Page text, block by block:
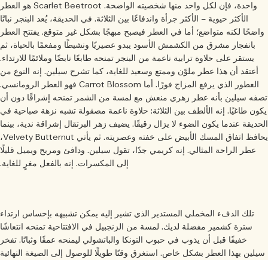
واحدة، فإن لكل واحد منها شخصيته الواضحة. Scarlet Beetroot هو العطر
الأكثر حيوية – الأكثر جرأة واندفاعًا بين الثلاثة. في الحديقة، يُعد البنجر نباتًا
لكنه متواضع؛ أما في العطر فيصبح مبهجًا بشكل غير متوقع. يفتتح العطر
بانفجار مشرق من الكشمش الأسود يبدو عصيريًا ونشيطًا ومفعمًا بالحياة، ثم
يستقر على حلاوة ترابية ناعمة من البنجر تمنحه طابعًا نابضًا وملائمًا للارتداء.
أعتقد أن هذا عطر ملوّن وممتع وسعيد للغاية، كما تشرح سيلين. إنه النوع من
العطور الذي يرفع المزاج فورًا. أما Carrot Blossom فهو العطر الرومانسي.
سيلين بأنه عطر زهري منعش مع لمسة من الشمر تمنحه إشراقًا دون أن
طاغيًا. إنه الألطف بين الثلاثة: حلاوة ناعمة مصقولة تشبه نزهة صباحية في
عندما يكون الضوء لا يزال رقيقًا. يضيف زهر البرتقال إشراقة ندية، بينما
يحافظ اتفاق المسك الأبيض على خفته وعصريته. ثم يأتي Velvety Butternut،
عطر الراحة المثالي. إنه كريمي جدًا، تقول سيلين. ودافئ ومريح ويميل قليلًا
إلى المكسرات. إنه بالفعل مغرٍ للغاية.
تلك الدفء المخملي المستدير الذي تشير إليه يمكن تشبيهه بإحساس ارتداء
سترة كشمير مفضلة لديك. لمسة من الزنجبيل في الافتتاحية تمنحه انتعاشًا
خفيفًا قبل أن يذوب في حبوب التونكا والباتشولي ليمنحه عمقًا وثباتًا. تفخر
بهذا العطر بشكل خاص. استغرق وقتًا طويلًا للوصول إلى الصيغة النهائية